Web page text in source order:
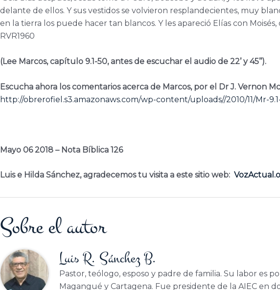
delante de ellos. Y sus vestidos se volvieron resplandecientes, muy
en la tierra los puede hacer tan blancos. Y les apareció Elías con
RVR1960
(Lee Marcos, capítulo 9.1-50, antes de escuchar el audio de 22’ y 45’’).
Escucha ahora los comentarios acerca de Marcos, por el Dr J. Vernon
http://obrerofiel.s3.amazonaws.com/wp-content/uploads//2010/11/Mr-
Mayo 06 2018 – Nota Bíblica 126
Luis e Hilda Sánchez, agradecemos tu visita a este sitio web:
Sobre el autor
Luis R. Sánchez B.
Pastor, teólogo, esposo y padre de familia. Su labor es
Magangué y Cartagena. Fue presidente de la AIEC en